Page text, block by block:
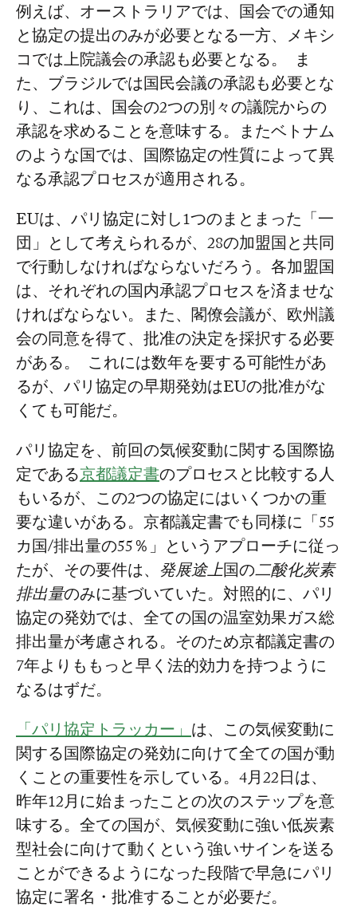
例えば、オーストラリアでは、国会での通知
と協定の提出のみが必要となる一方、メキシ
コでは上院議会の承認も必要となる。 ま
た、ブラジルでは国民会議の承認も必要とな
り、これは、国会の2つの別々の議院からの
承認を求めることを意味する。またベトナム
のような国では、国際協定の性質によって異
なる承認プロセスが適用される。
EUは、パリ協定に対し1つのまとまった「一
団」として考えられるが、28の加盟国と共同
で行動しなければならないだろう。各加盟国
は、それぞれの国内承認プロセスを済ませな
ければならない。また、閣僚会議が、欧州議
会の同意を得て、批准の決定を採択する必要
がある。 これには数年を要する可能性があ
るが、パリ協定の早期発効はEUの批准がな
くても可能だ。
パリ協定を、前回の気候変動に関する国際協
定である京都議定書のプロセスと比較する人
もいるが、この2つの協定にはいくつかの重
要な違いがある。京都議定書でも同様に「55
カ国/排出量の55％」というアプローチに従っ
たが、その要件は、 発展途上国の二酸化炭素
排出量のみに基づいていた。対照的に、パリ
協定の発効では、全ての国の温室効果ガス総
排出量が考慮される。そのため京都議定書の
7年よりももっと早く法的効力を持つように
なるはずだ。
「パリ協定トラッカー」は、この気候変動に
関する国際協定の発効に向けて全ての国が動
くことの重要性を示している。4月22日は、
昨年12月に始まったことの次のステップを意
味する。全ての国が、気候変動に強い低炭素
型社会に向けて動くという強いサインを送る
ことができるようになった段階で早急にパリ
協定に署名・批准することが必要だ。